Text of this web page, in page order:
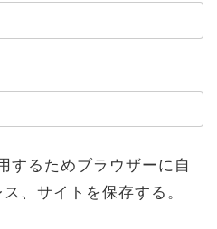
するためブラウザーに自
、サイトを保存する。